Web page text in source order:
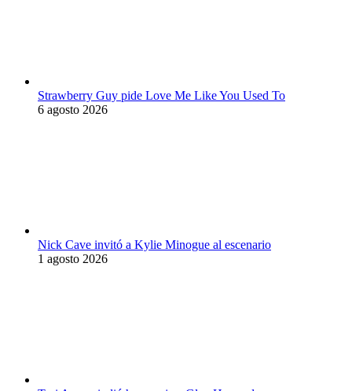
Strawberry Guy pide Love Me Like You Used To
6 agosto 2026
Nick Cave invitó a Kylie Minogue al escenario
1 agosto 2026